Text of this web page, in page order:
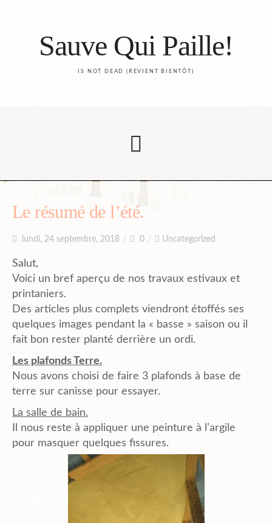
Sauve Qui Paille!
IS NOT DEAD (REVIENT BIENTÔT)
Accueil
Le Blog
Chantiers en cours et à venir.
Chantiers Participatifs
Budget
Plans et Doc.
Le résumé de l’été.
lundi, 24 septembre, 2018 0 Uncategorized
Salut,
Voici un bref aperçu de nos travaux estivaux et
printaniers.
Des articles plus complets viendront étoffés ses
quelques images pendant la « basse » saison ou il
fait bon rester planté derrière un ordi.
Les plafonds Terre.
Nous avons choisi de faire 3 plafonds à base de
terre sur canisse pour essayer.
La salle de bain.
Il nous reste à appliquer une peinture à l’argile
pour masquer quelques fissures.